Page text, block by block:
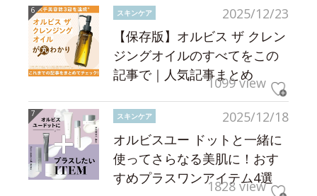
2025/12/23
スキンケア
【保存版】オルビス ザ クレン
ジングオイルのすべてをこの
記事で｜人気記事まとめ
1099 view
2025/12/18
スキンケア
オルビスユー ドットと一緒に
使ってさらなる美肌に！おす
すめプラスワンアイテム4選
1828 view